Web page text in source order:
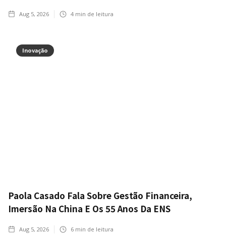
Aug 5, 2026 4 min de leitura
Inovação
Paola Casado Fala Sobre Gestão Financeira,
Imersão Na China E Os 55 Anos Da ENS
Aug 5, 2026 6 min de leitura